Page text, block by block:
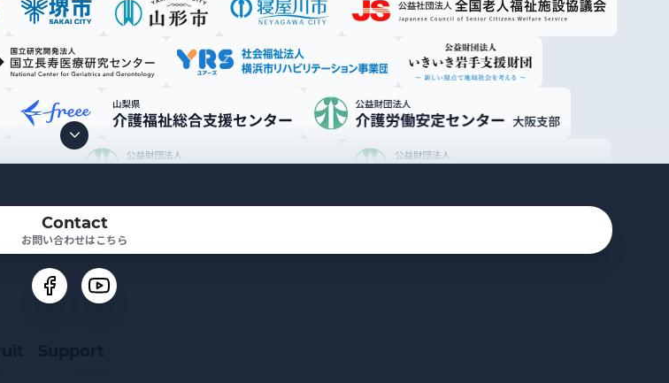
Contact
お問い合わせはこちら